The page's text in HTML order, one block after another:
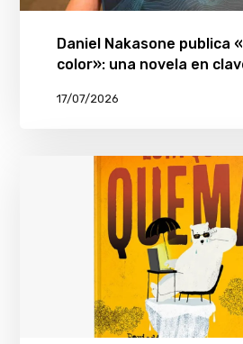
Daniel Nakasone publica
color»: una novela en
17/07/2026